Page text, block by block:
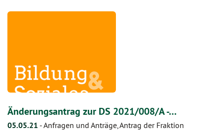
Änderungsantrag zur DS 2021/008/A -…
05.05.21 -Anfragen und Anträge, Antrag der Fraktion